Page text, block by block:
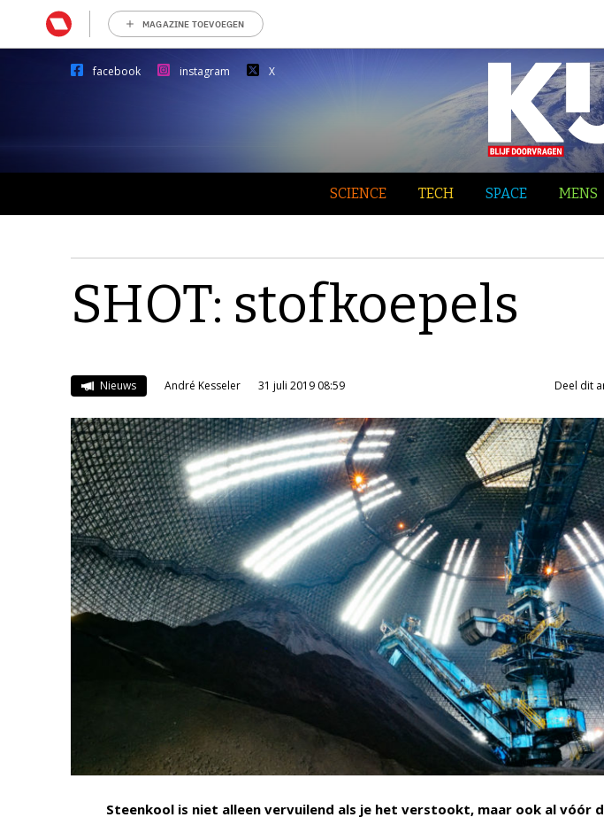
MAGAZINE TOEVOEGEN
facebook instagram X
SCIENCE TECH SPACE MENS
SHOT: stofkoepels
Nieuws André Kesseler 31 juli 2019 08:59 Deel dit
Steenkool is niet alleen vervuilend als je het verstookt, maar ook al vóór